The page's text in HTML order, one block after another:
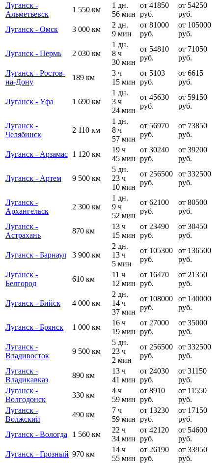
Луганск -
Альметьевск
1 550 км
1 дн.
56 мин
от 41850
руб.
от 54250
руб.
Луганск - Омск
3 000 км
2 дн.
9 мин
от 81000
руб.
от 105000
руб.
Луганск - Пермь 2 030 км
1 дн.
8 ч
30 мин
от 54810
руб.
от 71050
руб.
Луганск - Ростов-
на-Дону
189 км
3 ч
15 мин
от 5103
руб.
от 6615
руб.
Луганск - Уфа 1 690 км
1 дн.
3 ч
24 мин
от 45630
руб.
от 59150
руб.
Луганск -
Челябинск
2 110 км
1 дн.
8 ч
57 мин
от 56970
руб.
от 73850
руб.
Луганск - Арзамас 1 120 км
19 ч
45 мин
от 30240
руб.
от 39200
руб.
Луганск - Артем 9 500 км
5 дн.
23 ч
10 мин
от 256500
руб.
от 332500
руб.
Луганск -
Архангельск
2 300 км
1 дн.
9 ч
52 мин
от 62100
руб.
от 80500
руб.
Луганск -
Астрахань
870 км
13 ч
15 мин
от 23490
руб.
от 30450
руб.
Луганск - Барнаул 3 900 км
2 дн.
13 ч
5 мин
от 105300
руб.
от 136500
руб.
Луганск -
Белгород
610 км
11 ч
12 мин
от 16470
руб.
от 21350
руб.
Луганск - Бийск 4 000 км
2 дн.
14 ч
37 мин
от 108000
руб.
от 140000
руб.
Луганск - Брянск 1 000 км
16 ч
19 мин
от 27000
руб.
от 35000
руб.
Луганск -
Владивосток
9 500 км
5 дн.
23 ч
2 мин
от 256500
руб.
от 332500
руб.
Луганск -
Владикавказ
890 км
13 ч
41 мин
от 24030
руб.
от 31150
руб.
Луганск -
Волгодонск
330 км
4 ч
59 мин
от 8910
руб.
от 11550
руб.
Луганск -
Волжский
490 км
7 ч
59 мин
от 13230
руб.
от 17150
руб.
Луганск - Вологда
1 560 км
22 ч
34 мин
от 42120
руб.
от 54600
руб.
Луганск - Грозный 970 км
14 ч
55 мин
от 26190
руб.
от 33950
руб.